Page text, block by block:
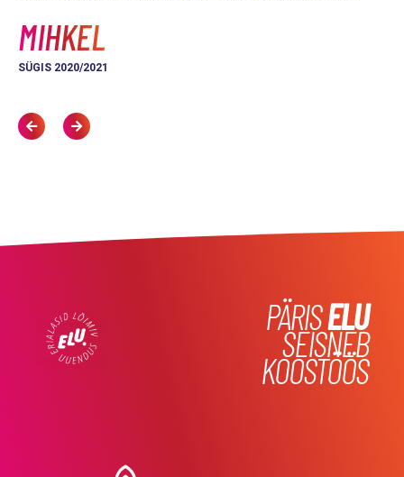
MIHKEL
SÜGIS 2020/2021
PÄRISELU
SEISNEB
KOOSTÖÖS